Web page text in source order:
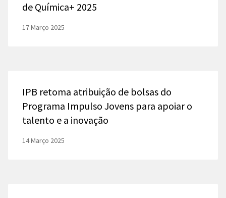
de Química+ 2025
17 Março 2025
IPB retoma atribuição de bolsas do
Programa Impulso Jovens para apoiar o
talento e a inovação
14 Março 2025